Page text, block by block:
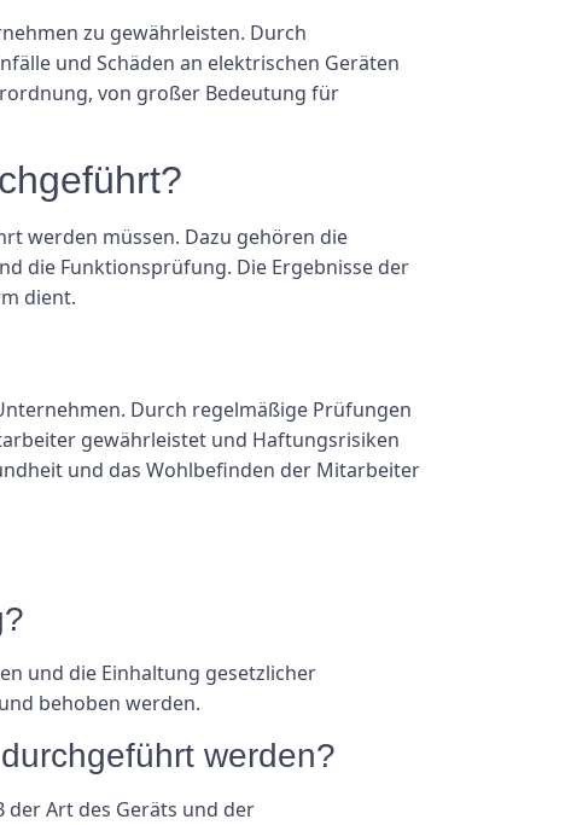
zu gewährleisten. Durch
und Schäden an elektrischen Geräten
von großer Bedeutung für
werden müssen. Dazu gehören die
die Funktionsprüfung. Die Ergebnisse der
dient.
Durch regelmäßige Prüfungen
gewährleistet und Haftungsrisiken
und das Wohlbefinden der Mitarbeiter
und die Einhaltung gesetzlicher
behoben werden.
werden?
der Art des Geräts und der